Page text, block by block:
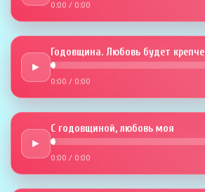
0:00 / 0:00
►
Годовщина. Любовь будет крепче
0:00 / 0:00
►
С годовщиной, любовь моя
0:00 / 0:00